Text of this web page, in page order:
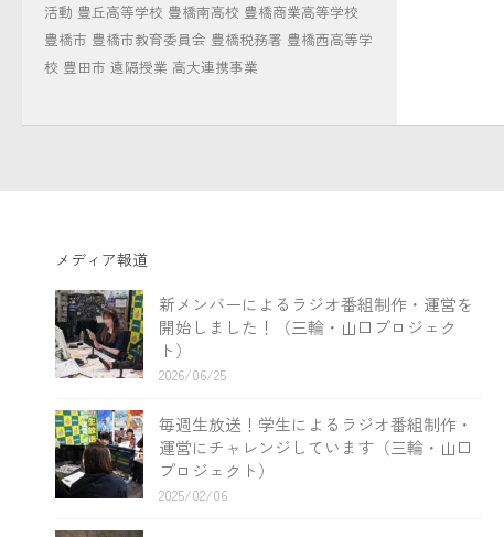
活動 豊丘高等学校 豊橋南高校 豊橋商業高等学校
豊橋市 豊橋市教育委員会 豊橋税務署 豊橋西高等学
校 豊田市 遠隔授業 高大連携事業
メディア報道
新メンバーによるラジオ番組制作・運営を
開始しました！（三輪・山口プロジェク
ト）
2026/06/25
毎週生放送！学生によるラジオ番組制作・
運営にチャレンジしています（三輪・山口
プロジェクト）
2025/02/06